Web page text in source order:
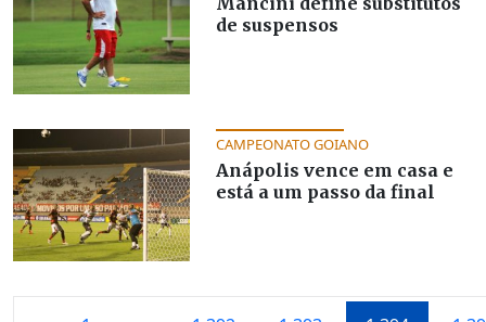
de suspensos
CAMPEONATO GOIANO
Anápolis vence em casa e
está a um passo da final